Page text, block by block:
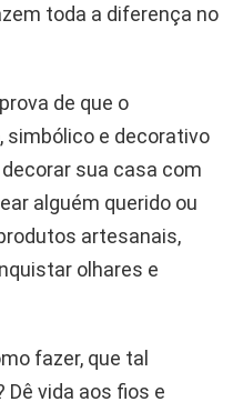
toda a diferença no
de que o
simbólico e decorativo
sua casa com
alguém querido ou
artesanais,
olhares e
fazer, que tal
vida aos fios e